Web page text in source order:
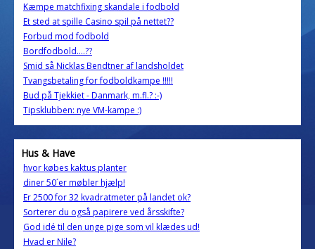
Kæmpe matchfixing skandale i fodbold
Et sted at spille Casino spil på nettet??
Forbud mod fodbold
Bordfodbold....??
Smid så Nicklas Bendtner af landsholdet
Tvangsbetaling for fodboldkampe !!!!!
Bud på Tjekkiet - Danmark, m.fl.? :-)
Tipsklubben: nye VM-kampe :)
Hus & Have
hvor købes kaktus planter
diner 50´er møbler hjælp!
Er 2500 for 32 kvadratmeter på landet ok?
Sorterer du også papirere ved årsskifte?
God idé til den unge pige som vil klædes ud!
Hvad er Nile?